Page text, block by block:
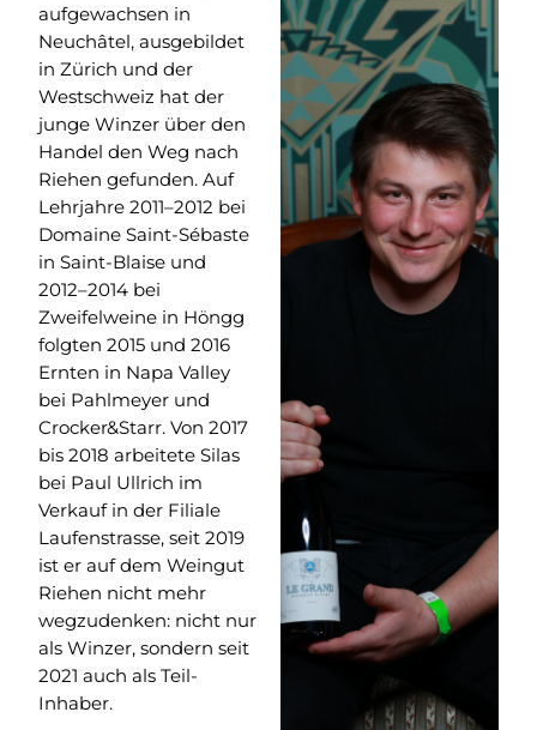
aufgewachsen in
Neuchâtel, ausgebildet
in Zürich und der
Westschweiz hat der
junge Winzer über den
Handel den Weg nach
Riehen gefunden. Auf
Lehrjahre 2011–2012 bei
Domaine Saint-Sébaste
in Saint-Blaise und
2012–2014 bei
Zweifelweine in Höngg
folgten 2015 und 2016
Ernten in Napa Valley
bei Pahlmeyer und
Crocker&Starr. Von 2017
bis 2018 arbeitete Silas
bei Paul Ullrich im
Verkauf in der Filiale
Laufenstrasse, seit 2019
ist er auf dem Weingut
Riehen nicht mehr
wegzudenken: nicht nur
als Winzer, sondern seit
2021 auch als Teil-
Inhaber.